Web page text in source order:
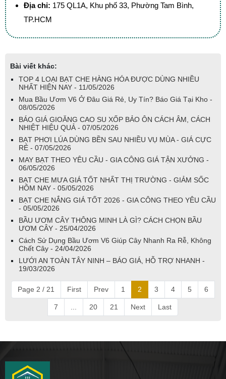
Địa chỉ: 175 QL1A, Khu phố 33, Phường Tam Bình,
TP.HCM
Bài viết khác:
TOP 4 LOẠI BẠT CHE HÀNG HÓA ĐƯỢC DÙNG NHIỀU
NHẤT HIỆN NAY - 11/05/2026
Mua Bầu Ươm V6 Ở Đâu Giá Rẻ, Uy Tín? Báo Giá Tại Kho -
08/05/2026
BÁO GIÁ GIOĂNG CAO SU XỐP BẢO ÔN CÁCH ÂM, CÁCH
NHIỆT HIỆU QUẢ - 07/05/2026
BẠT PHƠI LÚA DÙNG BỀN SAU NHIỀU VỤ MÙA - GIÁ CỰC
RẺ - 07/05/2026
MAY BẠT THEO YÊU CẦU - GIA CÔNG GIÁ TẬN XƯỞNG -
06/05/2026
BẠT CHE MƯA GIÁ TỐT NHẤT THỊ TRƯỜNG - GIẢM SỐC
HÔM NAY - 05/05/2026
BẠT CHE NẮNG GIÁ TỐT 2026 - GIA CÔNG THEO YÊU CẦU
- 05/05/2026
BẦU ƯƠM CÂY THÔNG MINH LÀ GÌ? CÁCH CHỌN BẦU
ƯƠM CÂY - 25/04/2026
Cách Sử Dụng Bầu Ươm V6 Giúp Cây Nhanh Ra Rễ, Không
Chết Cây - 24/04/2026
LƯỚI AN TOÀN TÂY NINH – BÁO GIÁ, HỖ TRỢ NHANH -
19/03/2026
Page 2 / 21 First Prev 1 2 3 4 5 6
7 20 21 Next Last